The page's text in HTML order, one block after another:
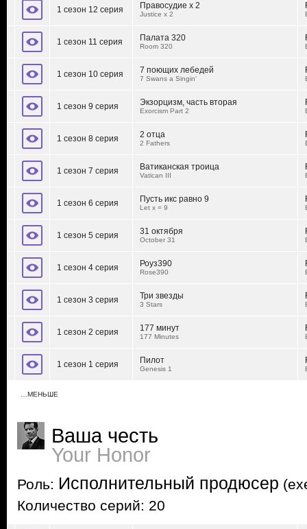
1 сезон 12 серия Правосудие x 2
Justice x 2
1 сезон 11 серия Палата 320
Room 320
1 сезон 10 серия 7 поющих лебедей
7 Swans a Singin'
1 сезон 9 серия Экзорцизм, часть вторая
Exorcism Part 2
1 сезон 8 серия 2 отца
2 Fathers
1 сезон 7 серия Ватиканская троица
Vatican III
1 сезон 6 серия Пусть икс равно 9
Let x = 9
1 сезон 5 серия 31 октября
October 31
1 сезон 4 серия Роуз390
Rose390
1 сезон 3 серия Три звезды
3 Stars
1 сезон 2 серия 177 минут
177 Minutes
1 сезон 1 серия Пилот
Genesis 1
…МЕНЬШЕ
Ваша честь
Your Honor
Роль: Исполнительный продюсер
Количество серий: 20